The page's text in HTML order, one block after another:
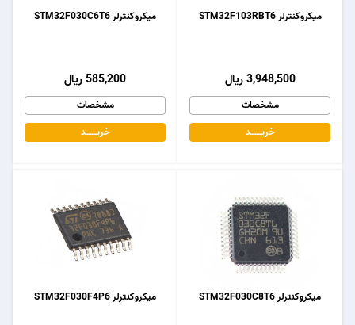
میکروکنترلر STM32F030C6T6
585,200 ریال
مشخصات
خریـــــــد
میکروکنترلر STM32F103RBT6
3,948,500 ریال
مشخصات
خریـــــــد
میکروکنترلر STM32F030F4P6 میکروکنترلر STM32F030C8T6